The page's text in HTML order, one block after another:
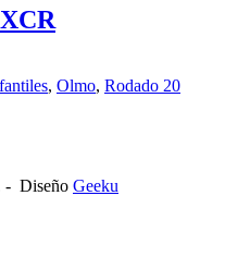
, Olmo, Rodado 20
- Diseño Geeku